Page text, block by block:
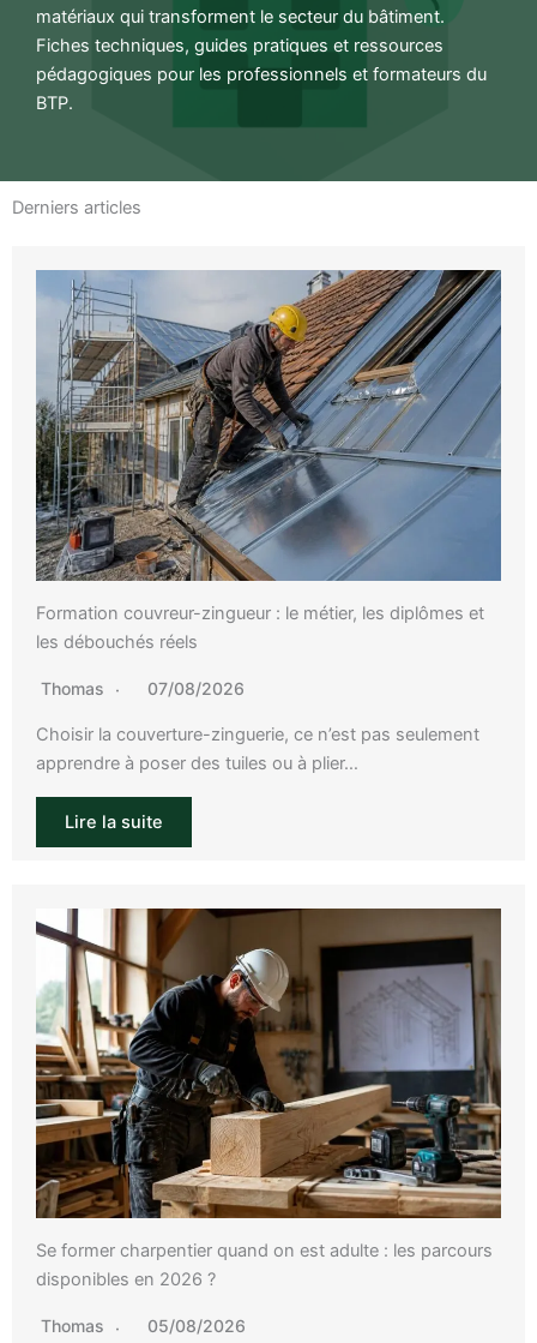
matériaux qui transforment le secteur du bâtiment.
Fiches techniques, guides pratiques et ressources
pédagogiques pour les professionnels et formateurs du
BTP.
Derniers articles
Formation couvreur-zingueur : le métier, les diplômes et
les débouchés réels
Thomas 07/08/2026
Choisir la couverture-zinguerie, ce n’est pas seulement
apprendre à poser des tuiles ou à plier…
Lire la suite
Se former charpentier quand on est adulte : les parcours
disponibles en 2026 ?
Thomas 05/08/2026